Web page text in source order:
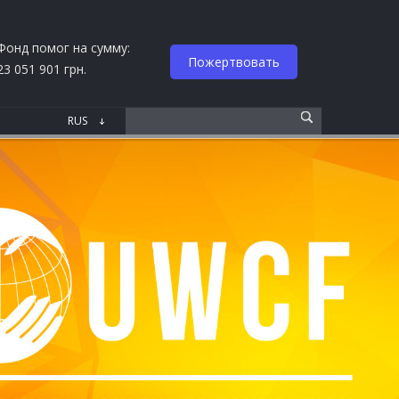
помог на сумму:
051 901 грн.
Пожертвовать